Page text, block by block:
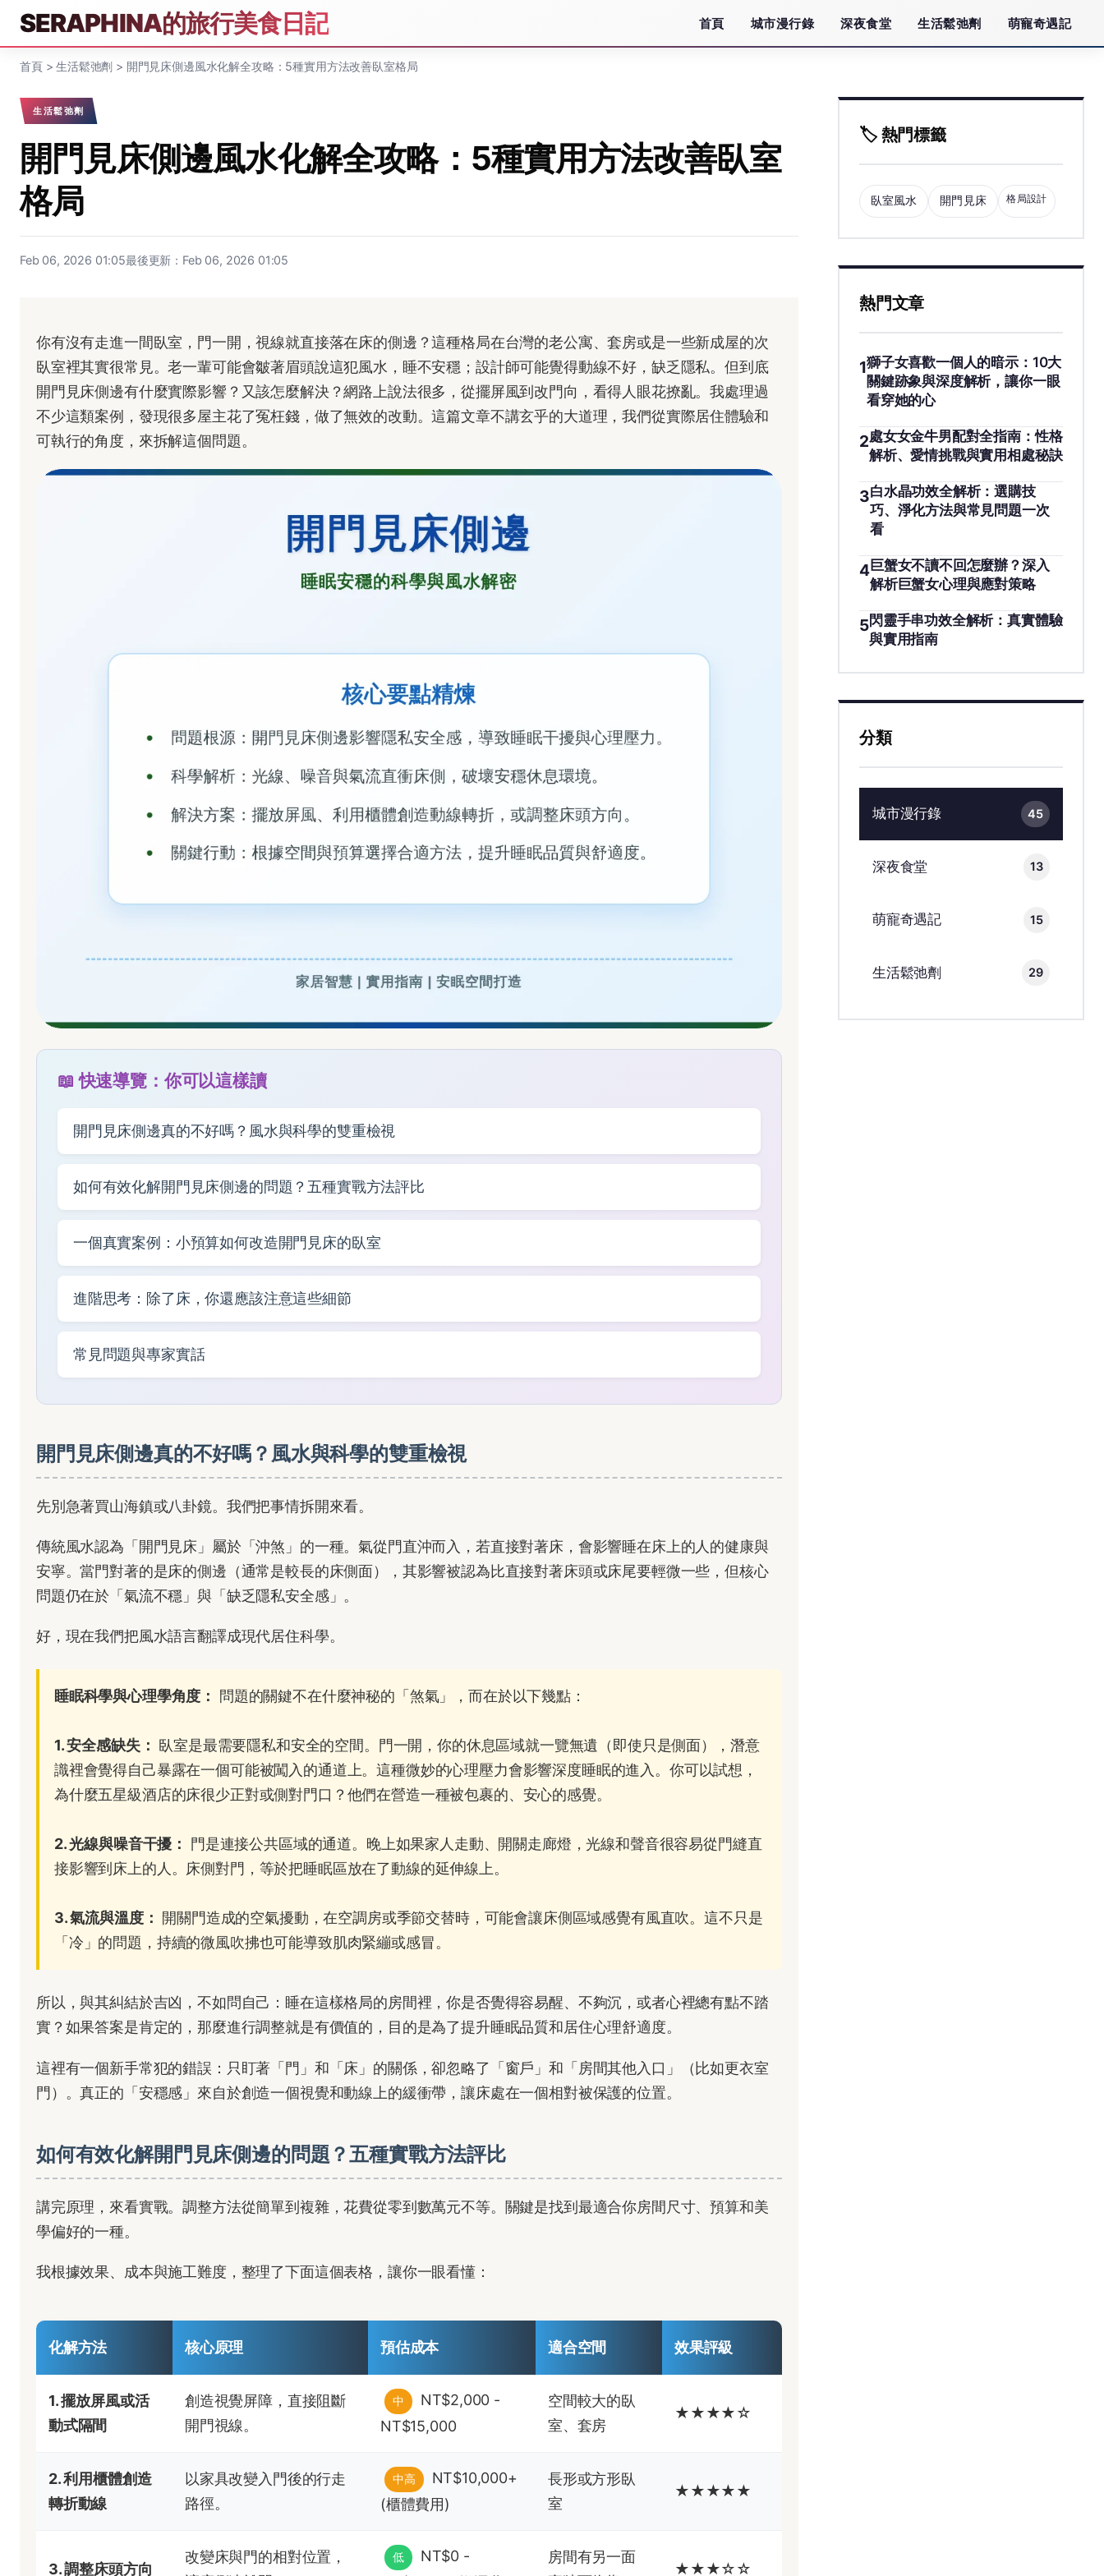
SERAPHINA的旅行美食日記 首頁 城市漫行錄 深夜食堂 生活鬆弛劑 萌寵奇遇記
首頁>生活鬆弛劑 > 開門見床側邊風水化解全攻略：5種實用方法改善臥室格局
生活鬆弛劑
開門見床側邊風水化解全攻略：5種實用方法改善臥室
格局
Feb 06, 2026 01:05最後更新：Feb 06, 2026 01:05
你有沒有走進一間臥室，門一開，視線就直接落在床的側邊？這種格局在台灣的老公寓、套房或是一些新成屋的次
臥室裡其實很常見。老一輩可能會皺著眉頭說這犯風水，睡不安穩；設計師可能覺得動線不好，缺乏隱私。但到底
開門見床側邊有什麼實際影響？又該怎麼解決？網路上說法很多，從擺屏風到改門向，看得人眼花撩亂。我處理過
不少這類案例，發現很多屋主花了冤枉錢，做了無效的改動。這篇文章不講玄乎的大道理，我們從實際居住體驗和
可執行的角度，來拆解這個問題。
📖 快速導覽：你可以這樣讀
開門見床側邊真的不好嗎？風水與科學的雙重檢視
如何有效化解開門見床側邊的問題？五種實戰方法評比
一個真實案例：小預算如何改造開門見床的臥室
進階思考：除了床，你還應該注意這些細節
常見問題與專家實話
開門見床側邊真的不好嗎？風水與科學的雙重檢視
先別急著買山海鎮或八卦鏡。我們把事情拆開來看。
傳統風水認為「開門見床」屬於「沖煞」的一種。氣從門直沖而入，若直接對著床，會影響睡在床上的人的健康與
安寧。當門對著的是床的側邊（通常是較長的床側面），其影響被認為比直接對著床頭或床尾要輕微一些，但核心
問題仍在於「氣流不穩」與「缺乏隱私安全感」。
好，現在我們把風水語言翻譯成現代居住科學。
睡眠科學與心理學角度： 問題的關鍵不在什麼神秘的「煞氣」，而在於以下幾點：
1. 安全感缺失： 臥室是最需要隱私和安全的空間。門一開，你的休息區域就一覽無遺（即使只是側面），潛意
識裡會覺得自己暴露在一個可能被闖入的通道上。這種微妙的心理壓力會影響深度睡眠的進入。你可以試想，
為什麼五星級酒店的床很少正對或側對門口？他們在營造一種被包裹的、安心的感覺。
2. 光線與噪音干擾：
門是連接公共區域的通道。晚上如果家人走動、開關走廊燈，光線和聲音很容易從門縫直
接影響到床上的人。床側對門，等於把睡眠區放在了動線的延伸線上。
3. 氣流與溫度：
開關門造成的空氣擾動，在空調房或季節交替時，可能會讓床側區域感覺有風直吹。這不只是
「冷」的問題，持續的微風吹拂也可能導致肌肉緊繃或感冒。
所以，與其糾結於吉凶，不如問自己：睡在這樣格局的房間裡，你是否覺得容易醒、不夠沉，或者心裡總有點不踏
實？如果答案是肯定的，那麼進行調整就是有價值的，目的是為了提升睡眠品質和居住心理舒適度。
這裡有一個新手常犯的錯誤：只盯著「門」和「床」的關係，卻忽略了「窗戶」和「房間其他入口」（比如更衣室
門）。真正的「安穩感」來自於創造一個視覺和動線上的緩衝帶，讓床處在一個相對被保護的位置。
如何有效化解開門見床側邊的問題？五種實戰方法評比
講完原理，來看實戰。調整方法從簡單到複雜，花費從零到數萬元不等。關鍵是找到最適合你房間尺寸、預算和美
學偏好的一種。
我根據效果、成本與施工難度，整理了下面這個表格，讓你一眼看懂：
化解方法 核心原理 預估成本 適合空間 效果評級
1. 擺放屏風或活
動式隔間
創造視覺屏障，直接阻斷
開門視線。
中
NT$2,000 -
NT$15,000
空間較大的臥
室、套房
★★★★☆
2. 利用櫃體創造
轉折動線
以家具改變入門後的行走
路徑。
中高
NT$10,000+
(櫃體費用)
長形或方形臥
室
★★★★★
3. 調整床頭方向
改變床與門的相對位置，
低
NT$0 -
房間有另一面
★★★☆☆
🏷️ 熱門標籤
臥室風水 開門見床 格局設計
熱門文章
1獅子女喜歡一個人的暗示：10大
關鍵跡象與深度解析，讓你一眼
看穿她的心
2處女女金牛男配對全指南：性格
解析、愛情挑戰與實用相處秘訣
3白水晶功效全解析：選購技
巧、淨化方法與常見問題一次
看
4巨蟹女不讀不回怎麼辦？深入
解析巨蟹女心理與應對策略
5閃靈手串功效全解析：真實體驗
與實用指南
分類
城市漫行錄 45
深夜食堂 13
萌寵奇遇記 15
生活鬆弛劑 29